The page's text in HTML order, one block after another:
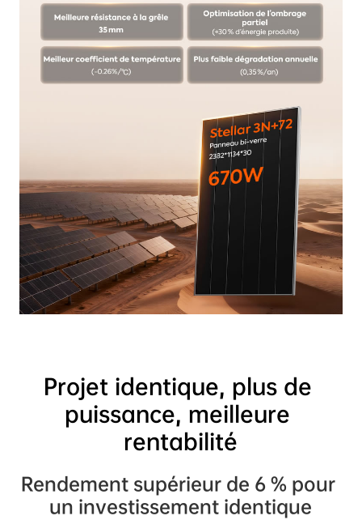
Projet identique, plus de
puissance, meilleure
rentabilité
Rendement supérieur de 6 % pour
un investissement identique